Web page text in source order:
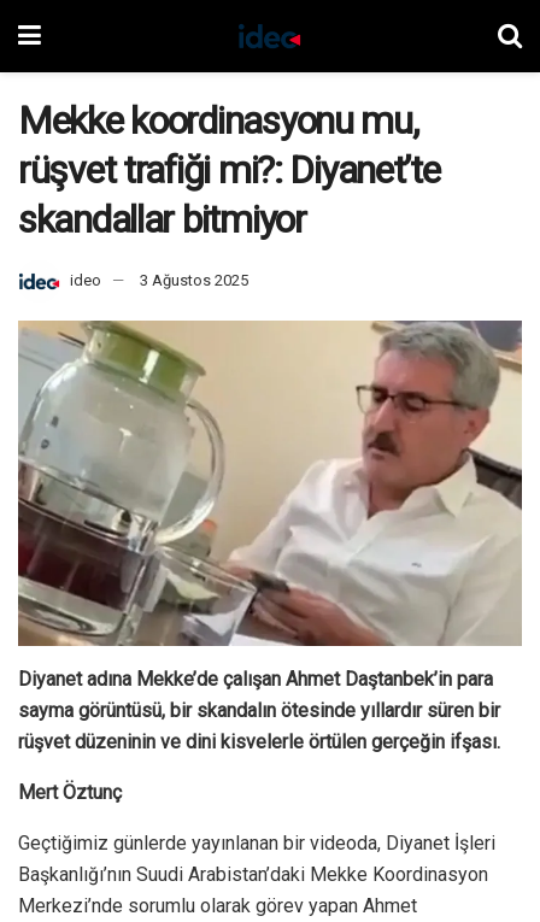
Mekke koordinasyonu mu,
rüşvet trafiği mi?: Diyanet’te
skandallar bitmiyor
ideo 3 Ağustos 2025
Diyanet adına Mekke’de çalışan Ahmet Daştanbek’in para
sayma görüntüsü, bir skandalın ötesinde yıllardır süren bir
rüşvet düzeninin ve dini kisvelerle örtülen gerçeğin ifşası.
Mert Öztunç
Geçtiğimiz günlerde yayınlanan bir videoda, Diyanet İşleri
Başkanlığı’nın Suudi Arabistan’daki Mekke Koordinasyon
Merkezi’nde sorumlu olarak görev yapan Ahmet